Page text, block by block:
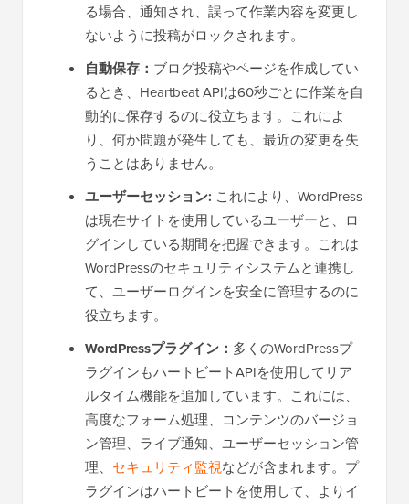
る場合、通知され、誤って作業内容を変更し
ないように投稿がロックされます。
自動保存： ブログ投稿やページを作成してい
るとき、Heartbeat APIは60秒ごとに作業を自
動的に保存するのに役立ちます。これによ
り、何か問題が発生しても、最近の変更を失
うことはありません。
ユーザーセッション: これにより、WordPress
は現在サイトを使用しているユーザーと、ロ
グインしている期間を把握できます。これは
WordPressのセキュリティシステムと連携し
て、ユーザーログインを安全に管理するのに
役立ちます。
WordPressプラグイン： 多くのWordPressプ
ラグインもハートビートAPIを使用してリア
ルタイム機能を追加しています。これには、
高度なフォーム処理、コンテンツのバージョ
ン管理、ライブ通知、ユーザーセッション管
理、 セキュリティ監視などが含まれます。プ
ラグインはハートビートを使用して、よりイ